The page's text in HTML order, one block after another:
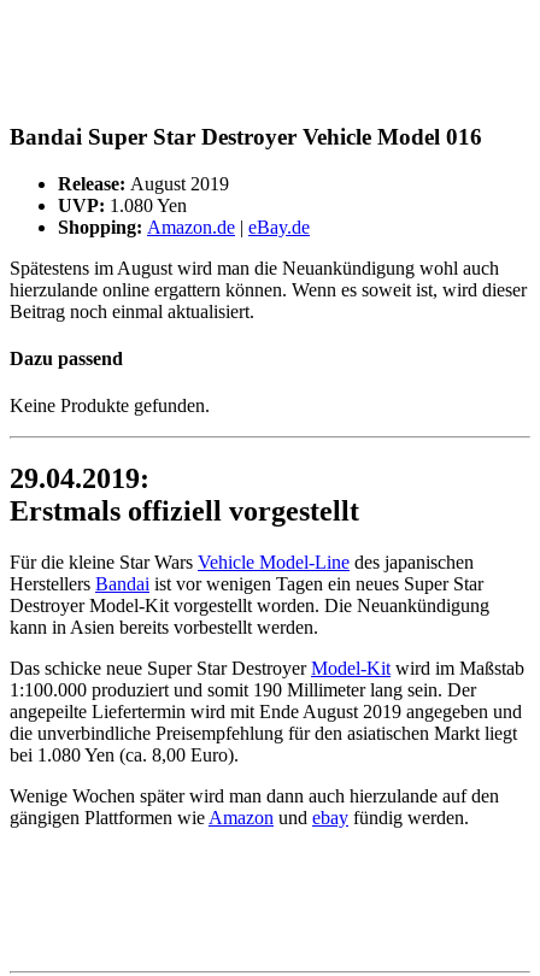
Bandai Super Star Destroyer Vehicle Model 016
Release: August 2019
UVP: 1.080 Yen
Shopping: Amazon.de | eBay.de
Spätestens im August wird man die Neuankündigung wohl auch
hierzulande online ergattern können. Wenn es soweit ist, wird dieser
Beitrag noch einmal aktualisiert.
Dazu passend
Keine Produkte gefunden.
29.04.2019:
Erstmals offiziell vorgestellt
Für die kleine Star Wars Vehicle Model-Line des japanischen
Herstellers Bandai ist vor wenigen Tagen ein neues Super Star
Destroyer Model-Kit vorgestellt worden. Die Neuankündigung
kann in Asien bereits vorbestellt werden.
Das schicke neue Super Star DestroyerModel-Kit wird im Maßstab
1:100.000 produziert und somit 190 Millimeter lang sein. Der
angepeilte Liefertermin wird mit Ende August 2019 angegeben und
die unverbindliche Preisempfehlung für den asiatischen Markt liegt
bei 1.080 Yen (ca. 8,00 Euro).
Wenige Wochen später wird man dann auch hierzulande auf den
gängigen Plattformen wie Amazon und ebay fündig werden.